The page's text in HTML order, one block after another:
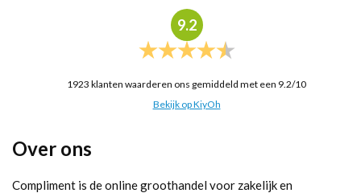
9.2
1923 klanten waarderen ons gemiddeld met een 9.2/10
Bekijk op KiyOh
Over ons
Compliment is de online groothandel voor zakelijk en